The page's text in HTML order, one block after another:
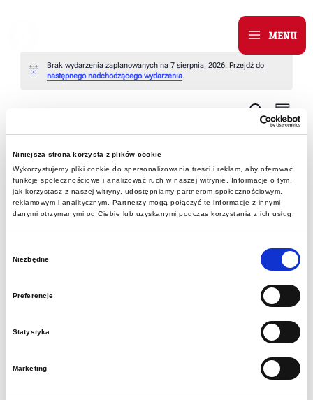
Niniejsza strona korzysta z plików cookie
Wykorzystujemy pliki cookie do spersonalizowania treści i reklam, aby oferować
funkcje społecznościowe i analizować ruch w naszej witrynie. Informacje o tym,
jak korzystasz z naszej witryny, udostępniamy partnerom społecznościowym,
reklamowym i analitycznym. Partnerzy mogą połączyć te informacje z innymi
danymi otrzymanymi od Ciebie lub uzyskanymi podczas korzystania z ich usług.
Niezbędne
Preferencje
Statystyka
Marketing
Main
MENU
Powiadomienie
Brak wydarzenia zaplanowanych na 7 sierpnia, 2026. Przejdź do
następnego nadchodzącego wydarzenia.
i
Szukaj
Dzień
Wydarzenia
8/7/2026
datę.
Poprzedni dzień Następny dzień
Zasubskrybuj kalendarz